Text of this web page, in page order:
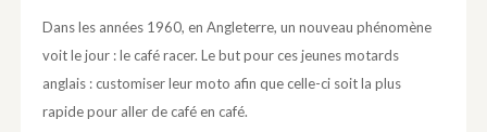
Dans les années 1960, en Angleterre, un nouveau phénomène
voit le jour : le café racer. Le but pour ces jeunes motards
anglais : customiser leur moto afin que celle-ci soit la plus
rapide pour aller de café en café.